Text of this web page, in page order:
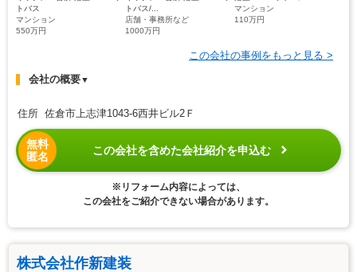
トバス
マンション
550万円
トバス/...
店舗・事務所など
1000万円
マンション
110万円
この会社の事例をもっと見る >
会社の概要▼
住所 佐倉市上志津1043-6西井ビル2Ｆ
無料
匿名
この会社を含めた会社紹介を申込む
※リフォーム内容によっては、
この会社をご紹介できない場合があります。
株式会社作新建装